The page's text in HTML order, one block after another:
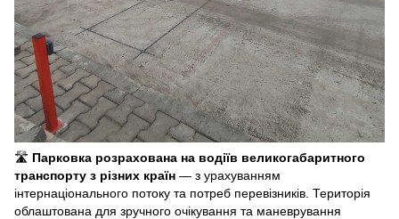
🛣️ Парковка розрахована на водіїв великогабаритного
транспорту з різних країн — з урахуванням
інтернаціонального потоку та потреб перевізників. Територія
облаштована для зручного очікування та маневрування